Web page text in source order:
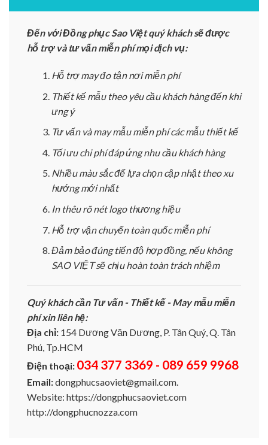
Đến với Đồng phục Sao Việt quý khách sẽ được
hỗ trợ và tư vấn miễn phí mọi dịch vụ:
Hỗ trợ may đo tận nơi miễn phí
Thiết kế mẫu theo yêu cầu khách hàng đến khi
ưng ý
Tư vấn và may mẫu miễn phí các mẫu thiết kế
Tối ưu chi phí đáp ứng nhu cầu khách hàng
Nhiều màu sắc để lựa chọn cập nhật theo xu
hướng mới nhất
In thêu rõ nét logo thương hiệu
Hỗ trợ vận chuyển toàn quốc miễn phí
Đảm bảo đúng tiến độ hợp đồng, nếu không
SAO VIỆT sẽ chịu hoàn toàn trách nhiệm
Quý khách cần Tư vấn - Thiết kế - May mẫu miễn
phí xin liên hệ:
Địa chỉ: 154 Dương Văn Dương, P. Tân Quý, Q. Tân
Phú, Tp.HCM
Điện thoại: 034 377 3369 - 089 659 9968
Email:dongphucsaoviet@gmail.com.
Website: https://dongphucsaoviet.com
http://dongphucnozza.com